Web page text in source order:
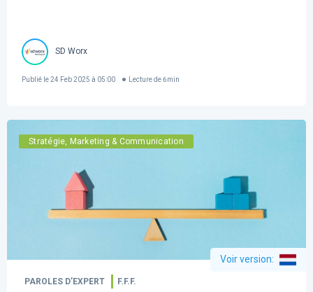
SD Worx
Publié le24 Feb 2025 à 05:00 Lecture de 6min
Stratégie, Marketing & Communication
Voir version:
PAROLES D’EXPERT F.F.F.